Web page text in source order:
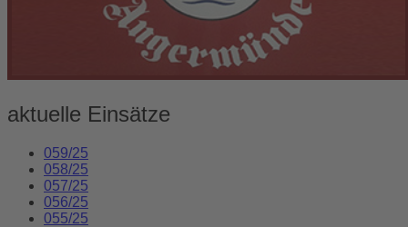
aktuelle Einsätze
059/25
058/25
057/25
056/25
055/25